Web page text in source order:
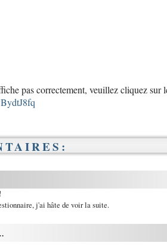
pas correctement, veuillez cliquez sur
j'ai hâte de voir la suite.